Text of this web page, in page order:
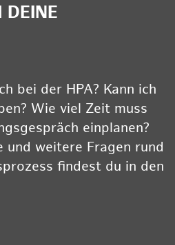
DEINE
bei der HPA? Kann ich
Wie viel Zeit muss
einplanen?
weitere Fragen rund
findest du in den